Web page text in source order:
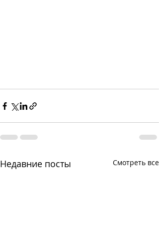
Недавние посты Смотреть все